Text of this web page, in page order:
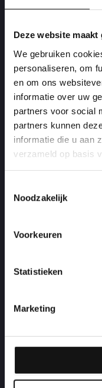
Deze website
We gebruiken
personaliseren, om
en om ons
informatie over uw
partners voor social
partners kunnen
informatie die u aan
verzameld op basis
Noodzakelijk
Voorkeuren
Statistieken
Marketing
vergroot!
Dus nóg meer
halen en samen
E-Ticket: Zorg
gedownload, bij
zijn.
Locatie
IJweg 1415